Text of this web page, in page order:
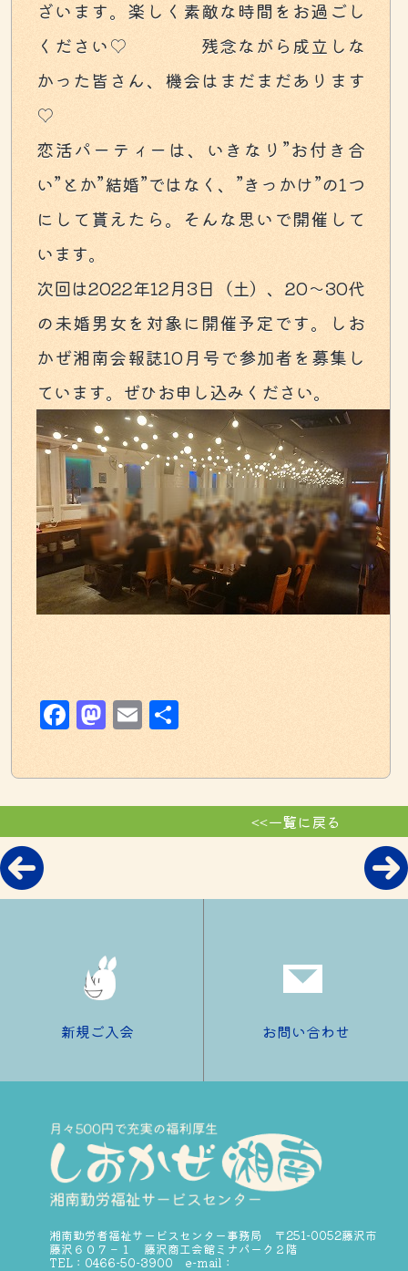
ざいます。楽しく素敵な時間をお過ごし
ください♡ 残念ながら成立しな
かった皆さん、機会はまだまだあります
♡
恋活パーティーは、いきなり”お付き合
い”とか”結婚”ではなく、”きっかけ”の1つ
にして貰えたら。そんな思いで開催して
います。
次回は2022年12月3日（土）、20～30代
の未婚男女を対象に開催予定です。しお
かぜ湘南会報誌10月号で参加者を募集し
ています。ぜひお申し込みください。
Facebook
Mastodon
Email
<<一覧に戻る
新規ご入会 お問い合わせ
湘南勤労者福祉サービスセンター事務局 〒251-0052藤沢市
藤沢６０７－１ 藤沢商工会館ミナパーク２階
TEL：0466-50-3900 e-mail：